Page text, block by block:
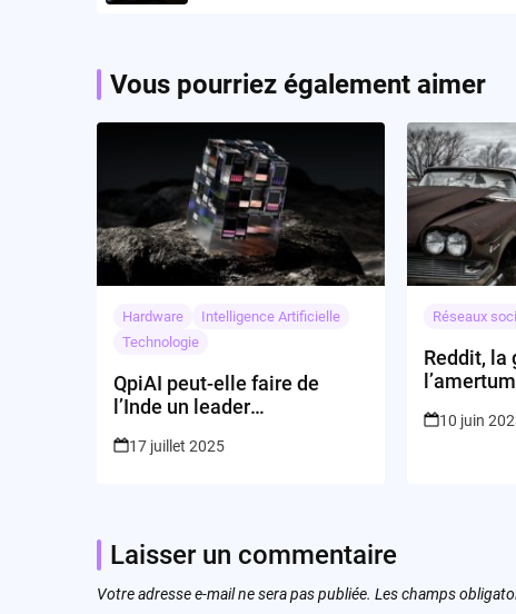
Vous pourriez également aimer
Hardware
Intelligence Artificielle
Technologie
QpiAI peut-elle faire de
l’Inde un leader
révolution quantique
17 juillet 2025
Réseaux
Reddit, la
10 juin
Laisser un commentaire
Votre adresse e-mail ne sera pas publiée. Les champs